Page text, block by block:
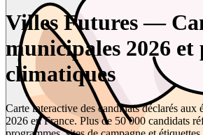
Villes Futures —
municipales 2026
climatiques
Carte interactive des candidats déclarés aux
2026 en France. Plus de 50 000 candidats